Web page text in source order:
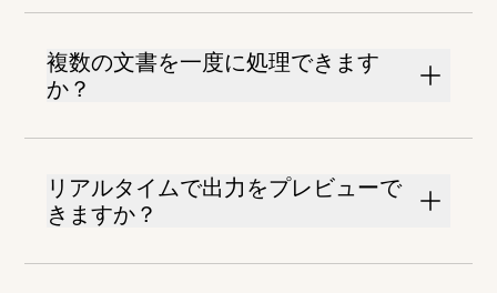
複数の文書を一度に処理できます
か？
リアルタイムで出力をプレビューで
きますか？